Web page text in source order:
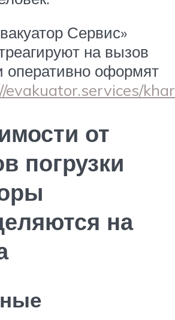
Сервис»
на вызов
оперативно оформят
evakuator.services/
от
погрузки
на